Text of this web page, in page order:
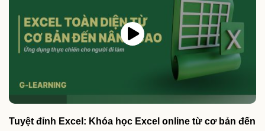
Tuyệt đỉnh Excel: Khóa học Excel online từ cơ bản đến